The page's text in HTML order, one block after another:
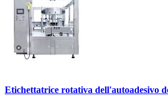
Etichettatrice rotativa dell'autoadesivo